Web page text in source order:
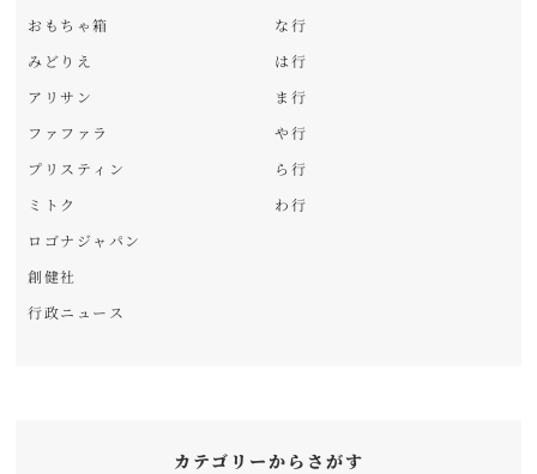
おもちゃ箱
みどりえ
アリサン
ファファラ
プリスティン
ミトク
ロゴナジャパン
創健社
行政ニュース
な行
は行
ま行
や行
ら行
わ行
カテゴリーからさがす